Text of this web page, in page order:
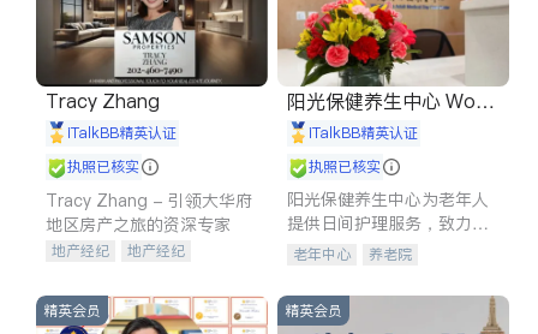
Tracy Zhang
iTalkBB精英认证
执照已核实
Tracy Zhang - 引领大华府
地区房产之旅的资深专家
地产经纪
地产经纪
商铺租售
开发商建商
阳光保健养生中心 World
shine
iTalkBB精英认证
执照已核实
阳光保健养生中心为老年人
提供日间护理服务，致力于
通过持续的护理创新来有效
老年中心 养老院
精英会员 精英会员